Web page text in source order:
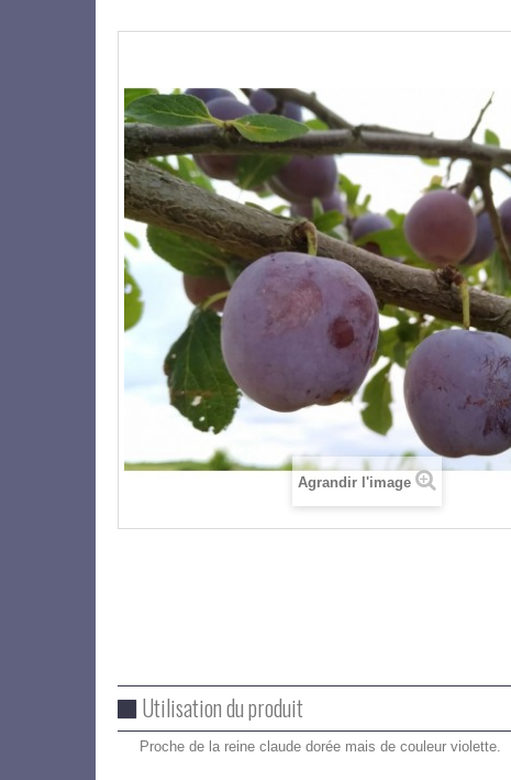
Agrandir l'image
Utilisation du produit
Proche de la reine claude dorée mais de couleur violette.